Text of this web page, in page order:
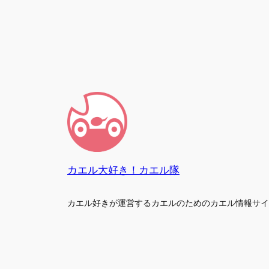
カエル大好き！カエル隊
カエル好きが運営するカエルのためのカエル情報サ